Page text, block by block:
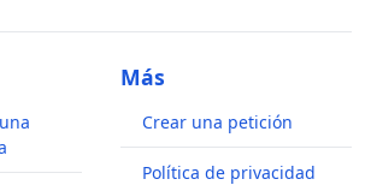
Más
Crear una petición
Política de privacidad